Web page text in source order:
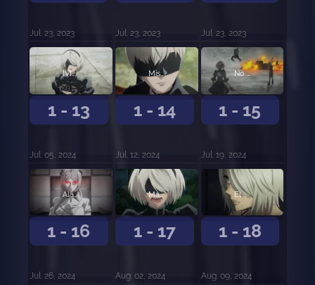
Jul. 23, 2023 Jul. 23, 2023 Jul. 23, 2023
1 - 13
[V]alentia temeraria
Jul. 05, 2024
1 - 14
Misión [F]allida
Jul. 12, 2024
1 - 15
No estoy en el equ[I]po
Jul. 19, 2024
1 - 16
Alas rot[A]s
Jul. 26, 2024
1 - 17
Mal [J]uicio
Aug. 02, 2024
1 - 18
El fin [D]e la infancia
Aug. 09, 2024